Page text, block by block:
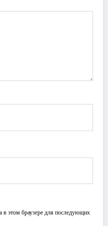
этом браузере для последующих